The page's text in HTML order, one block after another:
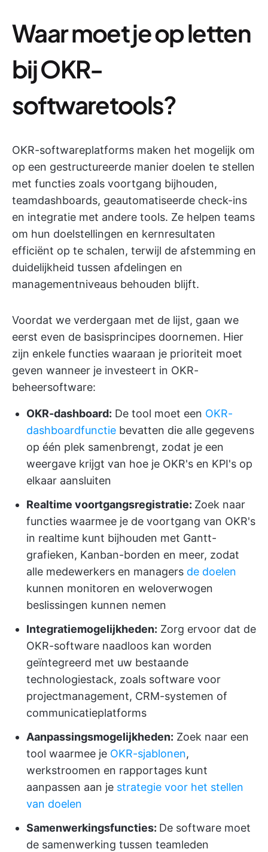
Waar moet je op letten
bij OKR-
softwaretools?
OKR-softwareplatforms maken het mogelijk om
op een gestructureerde manier doelen te stellen
met functies zoals voortgang bijhouden,
teamdashboards, geautomatiseerde check-ins
en integratie met andere tools. Ze helpen teams
om hun doelstellingen en kernresultaten
efficiënt op te schalen, terwijl de afstemming en
duidelijkheid tussen afdelingen en
managementniveaus behouden blijft.
Voordat we verdergaan met de lijst, gaan we
eerst even de basisprincipes doornemen. Hier
zijn enkele functies waaraan je prioriteit moet
geven wanneer je investeert in OKR-
beheersoftware:
OKR-dashboard: De tool moet een OKR-
dashboardfunctie bevatten die alle gegevens
op één plek samenbrengt, zodat je een
weergave krijgt van hoe je OKR's en KPI's op
elkaar aansluiten
Realtime voortgangsregistratie: Zoek naar
functies waarmee je de voortgang van OKR's
in realtime kunt bijhouden met Gantt-
grafieken, Kanban-borden en meer, zodat
alle medewerkers en managers de doelen
kunnen monitoren en weloverwogen
beslissingen kunnen nemen
Integratiemogelijkheden: Zorg ervoor dat de
OKR-software naadloos kan worden
geïntegreerd met uw bestaande
technologiestack, zoals software voor
projectmanagement, CRM-systemen of
communicatieplatforms
Aanpassingsmogelijkheden: Zoek naar een
tool waarmee je OKR-sjablonen,
werkstroomen en rapportages kunt
aanpassen aan je strategie voor het stellen
van doelen
Samenwerkingsfuncties: De software moet
de samenwerking tussen teamleden